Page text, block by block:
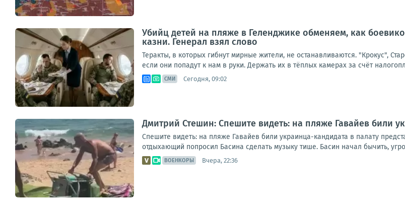
Убийц детей на пляже в Геленджике обменяем, как
казни. Генерал взял слово
Теракты, в которых гибнут мирные жители, не останавливаются. "Крокус",
если они попадут к нам в руки. Держать их в тёплых камерах за счёт
СМИ Сегодня, 09:02
Дмитрий Стешин: Спешите видеть: на пляже Гавайев били
Спешите видеть: на пляже Гавайев били украинца-кандидата в палату
отдыхающий попросил Басина сделать музыку тише. Басин начал бычить,
ВОЕНКОРЫ Вчера, 22:36